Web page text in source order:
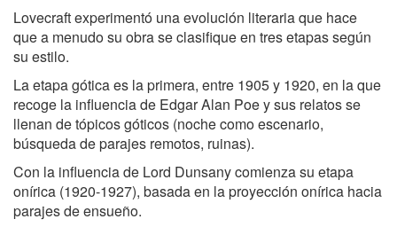
Lovecraft experimentó una evolución literaria que hace
que a menudo su obra se clasifique en tres etapas según
su estilo.
La etapa gótica es la primera, entre 1905 y 1920, en la que
recoge la influencia de Edgar Alan Poe y sus relatos se
llenan de tópicos góticos (noche como escenario,
búsqueda de parajes remotos, ruinas).
Con la influencia de Lord Dunsany comienza su etapa
onírica (1920-1927), basada en la proyección onírica hacia
parajes de ensueño.